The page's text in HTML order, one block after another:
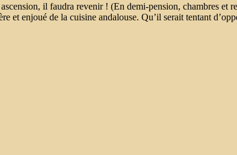
il faudra revenir ! (En demi-pension, chambres et
enjoué de la cuisine andalouse. Qu’il serait tentant